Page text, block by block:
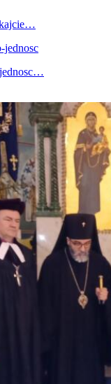
jednosc